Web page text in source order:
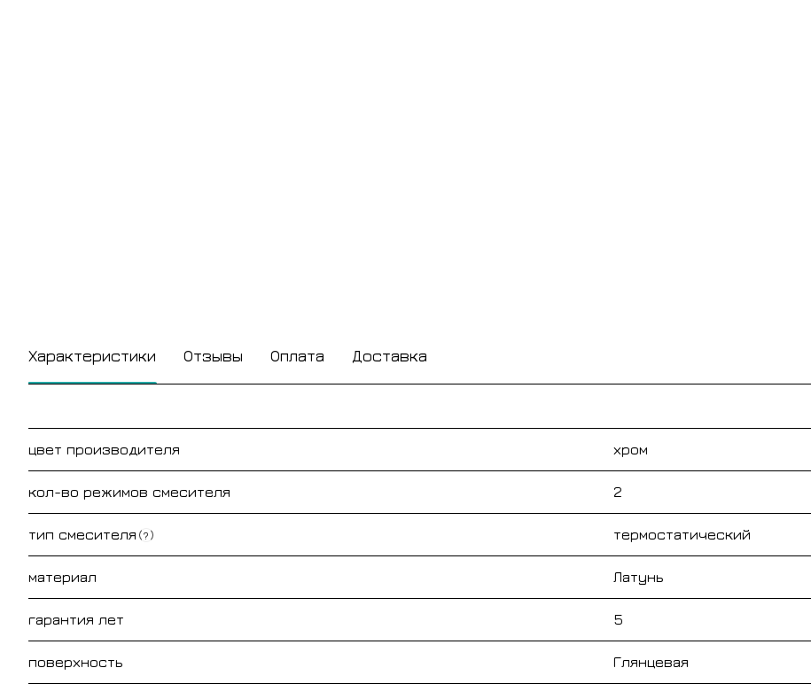
Характеристики Отзывы Оплата Доставка
цвет производителя хром
кол-во режимов смесителя 2
тип смесителя ? термостатический
материал Латунь
гарантия лет 5
поверхность Глянцевая